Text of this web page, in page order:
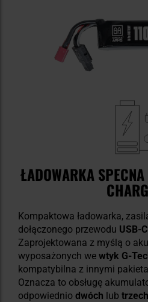
ŁADOWARKA
Kompaktowa ładowarka,
dołączonego przewodu USB-
Zaprojektowana z myślą o
wyposażonych we wtyk G-
kompatybilna z innymi
Oznacza to obsługę
odpowiednio dwóch lub